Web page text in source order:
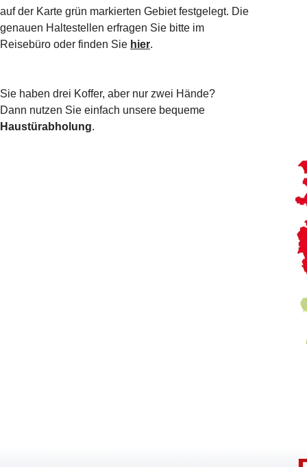
auf der Karte grün markierten Gebiet festgelegt. Die
genauen Haltestellen erfragen Sie bitte im
Reisebüro oder finden Sie hier.
Sie haben drei Koffer, aber nur zwei Hände?
Dann nutzen Sie einfach unsere bequeme
Haustürabholung.